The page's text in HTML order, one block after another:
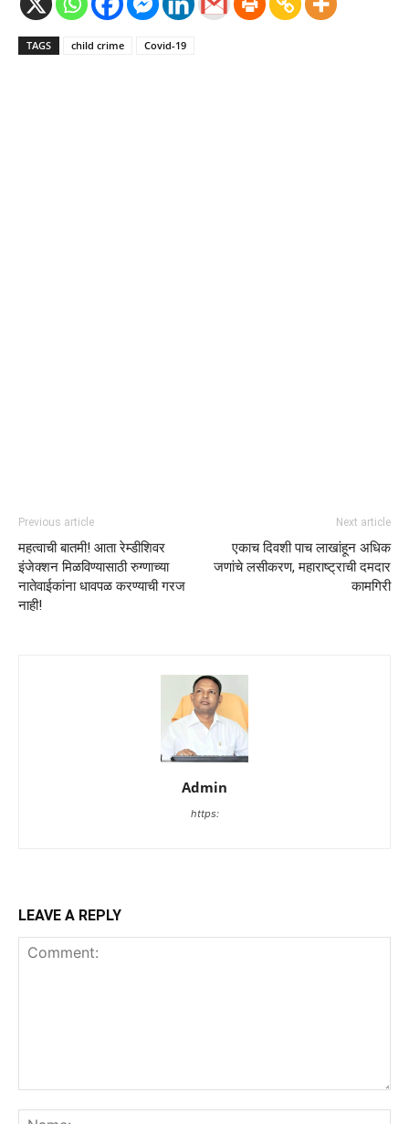
TAGS child crime Covid-19
Previous article
महत्वाची बातमी! आता रेम्डीशिवर
इंजेक्शन मिळविण्यासाठी रुग्णाच्या
नातेवाईकांना धावपळ करण्याची गरज
नाही!
Next article
एकाच दिवशी पाच लाखांहून अधिक
जणांचे लसीकरण, महाराष्ट्राची दमदार
कामगिरी
Admin
https:
LEAVE A REPLY